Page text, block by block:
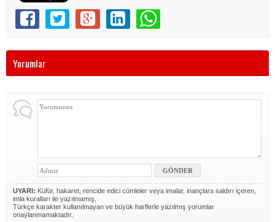
Yorumlar
UYARI: Küfür, hakaret, rencide edici cümleler veya imalar, inançlara saldırı içeren,
imla kuralları ile yazılmamış,
Türkçe karakter kullanılmayan ve büyük harflerle yazılmış yorumlar
onaylanmamaktadır.